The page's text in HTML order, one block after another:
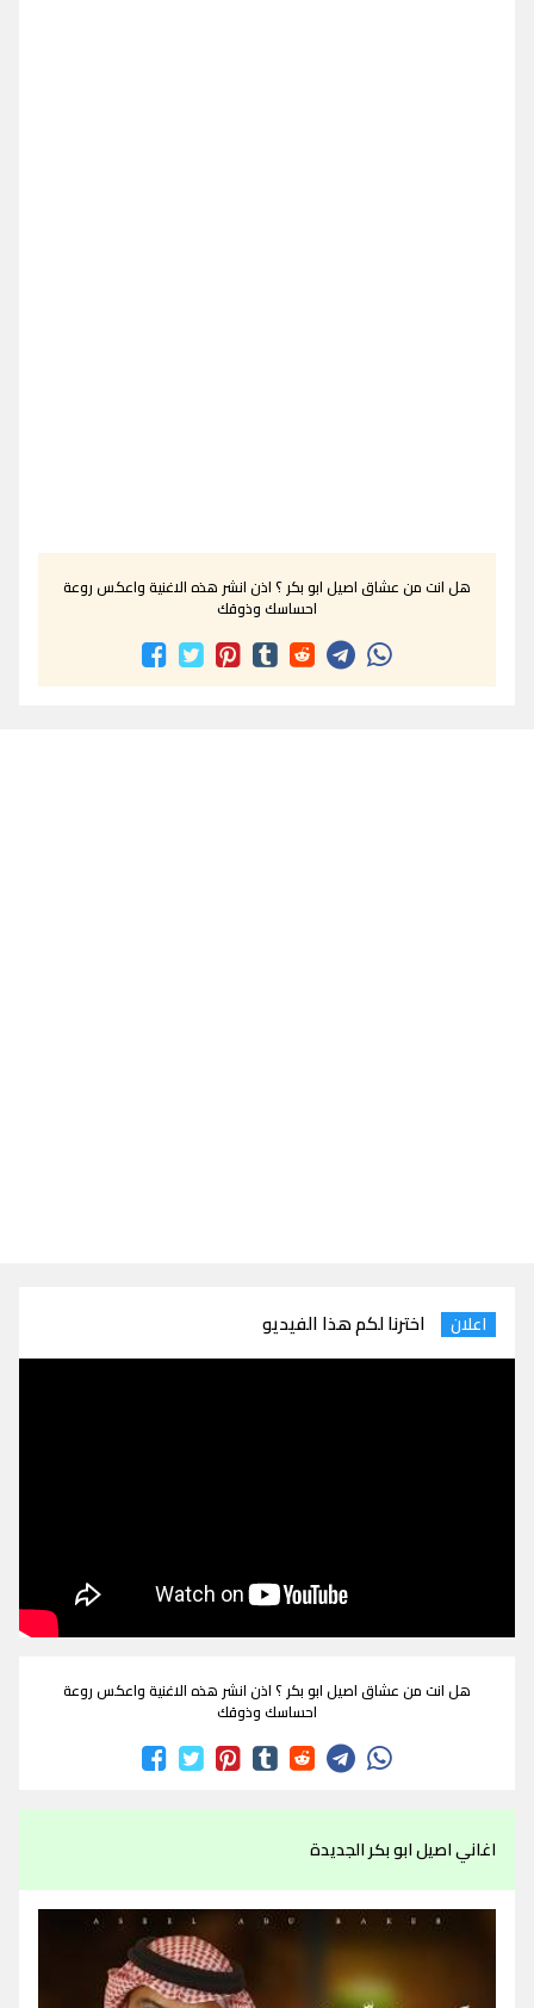
هل انت من عشاق اصيل ابو بكر ؟ اذن انشر هذه الاغنية واعكس روعة
احساسك وذوقك
اعلان اخترنا لكم هذا الفيديو
هل انت من عشاق اصيل ابو بكر ؟ اذن انشر هذه الاغنية واعكس روعة
احساسك وذوقك
اغاني اصيل ابو بكر الجديدة